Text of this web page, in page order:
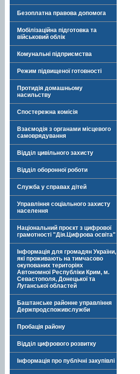
Безоплатна правова допомога
Мобілізаційна підготовка та
військовий облік
Комунальні підприємства
Режим підвищеної готовності
Протидія домашньому
насильству
Спостережна комісія
Взаємодія з органами місцевого
самоврядування
Відділ цивільного захисту
Відділ оборонної роботи
Служба у справах дітей
Управління соціального захисту
населення
Національний проєкт з цифрової
грамотності "Дія.Цифрова освіта"
Інформація для громадян України,
які проживають на тимчасово
окупованих територіях
Автономної Республіки Крим, м.
Севастополя, Донецької та
Луганської областей
Баштанське районне управління
Держпродспоживслужби
Пробація району
Відділ цифрового розвитку
Інформація про публічні закупівлі